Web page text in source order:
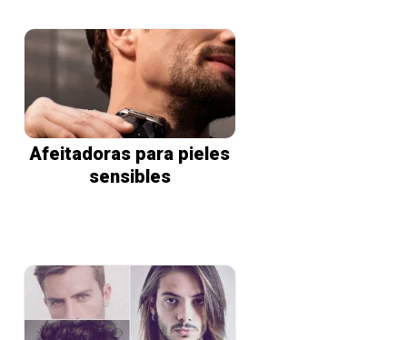
Afeitadoras para pieles
sensibles